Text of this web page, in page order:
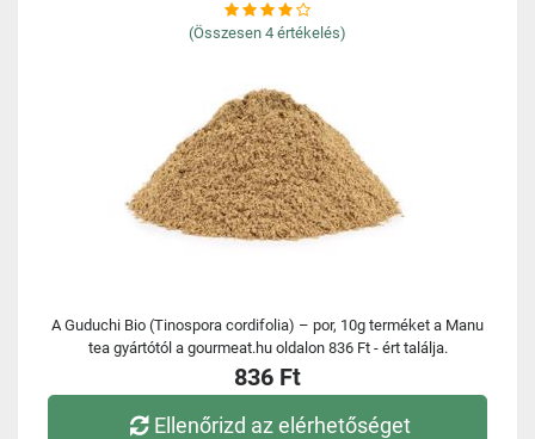
(Összesen 4 értékelés)
A Guduchi Bio (Tinospora cordifolia) – por, 10g terméket a Manu
tea gyártótól a gourmeat.hu oldalon 836 Ft - ért találja.
836 Ft
Ellenőrizd az elérhetőséget